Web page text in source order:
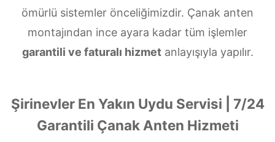
ömürlü sistemler önceliğimizdir. Çanak anten
montajından ince ayara kadar tüm işlemler
garantili ve faturalı hizmetanlayışıyla yapılır.
Şirinevler En Yakın Uydu Servisi | 7/24
Garantili Çanak Anten Hizmeti